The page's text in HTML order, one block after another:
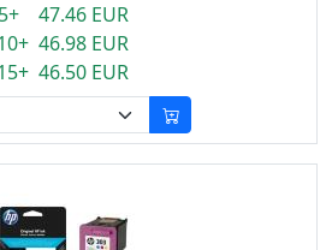
5+ 47.46 EUR
46.98 EUR
46.50 EUR